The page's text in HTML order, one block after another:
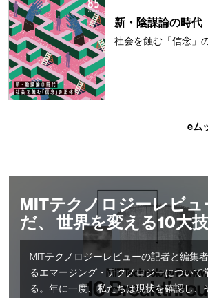
新・陰謀論の時代
社会を蝕む「信念」
eム
MITテクノロジーレビュ
だ、 世界を変える10大
MITテクノロジーレビューの記者と編集
るエマージング・テクノロジーについて
る。年に一度、私たちは現状を確認し、